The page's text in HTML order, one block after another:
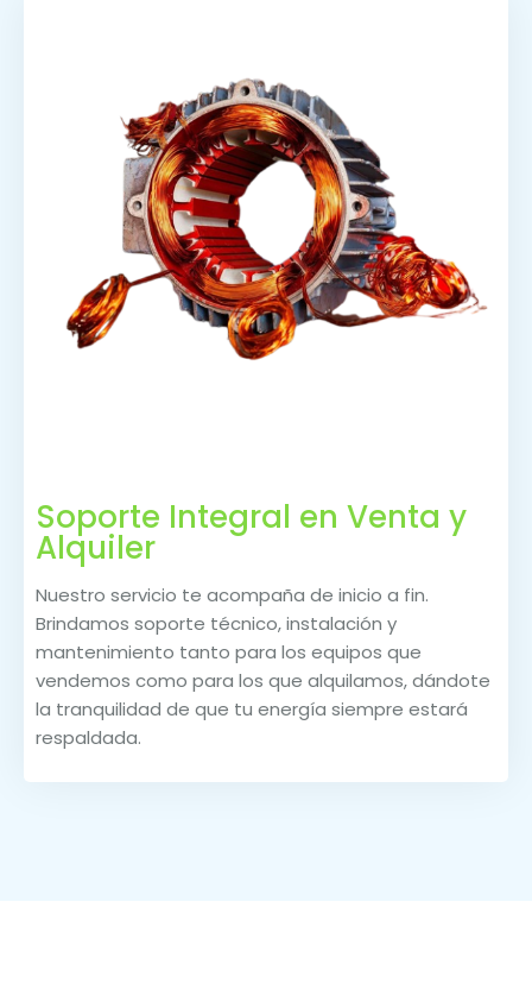
Soporte Integral en Venta y
Alquiler
Nuestro servicio te acompaña de inicio a fin.
Brindamos soporte técnico, instalación y
mantenimiento tanto para los equipos que
vendemos como para los que alquilamos, dándote
la tranquilidad de que tu energía siempre estará
respaldada.